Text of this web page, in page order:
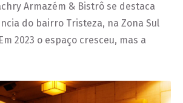
Armazém & Bistrô se destaca
do bairro Tristeza, na Zona Sul
2023 o espaço cresceu, mas a